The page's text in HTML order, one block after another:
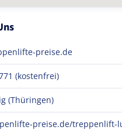
preise.de
(kostenfrei)
(Thüringen)
preise.de/treppenlift-